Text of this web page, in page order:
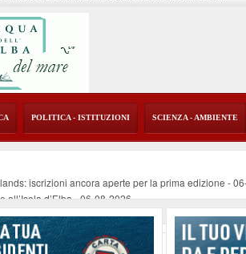
POLITICA - ISTITUZIONI SCIENZA - AMBIENTE
iscrizioni ancora aperte per la prima edizione -
all’Isola d’Elba-06-08-2026
Capoliveri, illeso il conducente-06-08-2026
biblioteca comunale in occasione del Santo Patrono
Festa di Liberazione: il programma della prima serata-